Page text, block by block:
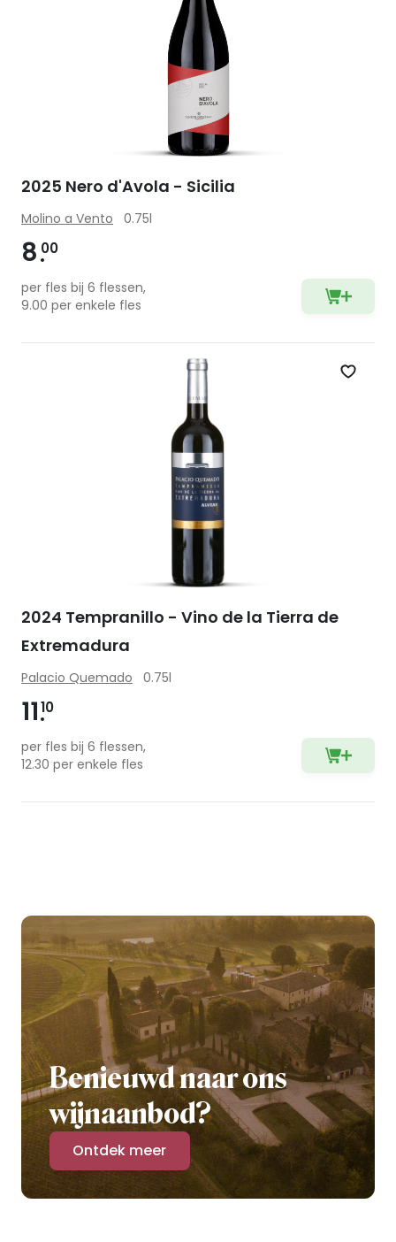
2025 Nero d'Avola - Sicilia
Molino a Vento 0.75l
8 00
per fles bij 6 flessen,
9.00 per enkele fles
Zet
2024 Tempranillo - Vino de la Tierra de
Extremadura
Palacio Quemado 0.75l
1110
per fles bij 6 flessen,
12.30 per enkele fles
Benieuwd naar ons
wijnaanbod?
Ontdek meer